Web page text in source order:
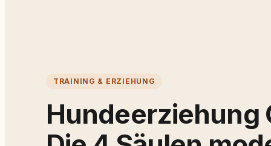
TRAINING & ERZIEHUNG
Hundeerziehung